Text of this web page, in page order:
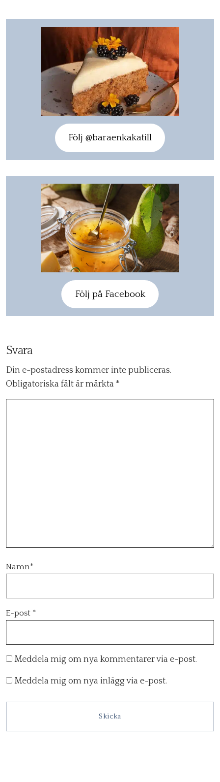
Följ @baraenkakatill
Följ på Facebook
Svara
Din e-postadress kommer inte publiceras.
Obligatoriska fält är märkta *
Namn*
E-post *
Meddela mig om nya kommentarer via e-post.
Meddela mig om nya inlägg via e-post.